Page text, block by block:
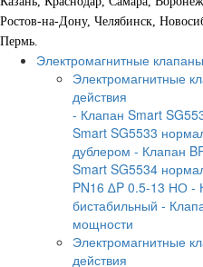
Ростов-на-Дону, Челябинск,
Пермь.
Электромагнитные клапаны
Электромагнитные
действия
- Клапан Smart
Smart SG5533
дублером - Клапан
Smart SG5534
PN16 ∆P 0.5-13 НО -
бистабильный -
мощности
Электромагнитные
действия